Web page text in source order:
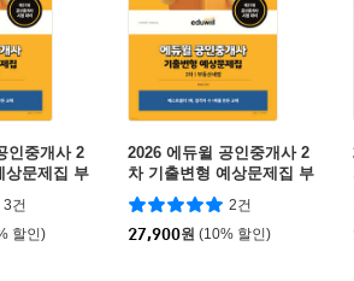
인중개사 2
상문제집 부
3건
할인)
2026 에듀윌 공인중개사 2
차 기출변형 예상문제집 부
동산세법
2건
27,900원 (10% 할인)